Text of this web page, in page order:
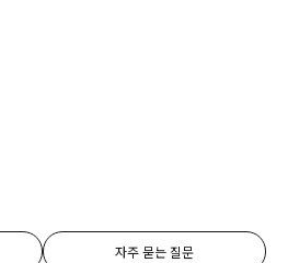
자주 묻는 질문